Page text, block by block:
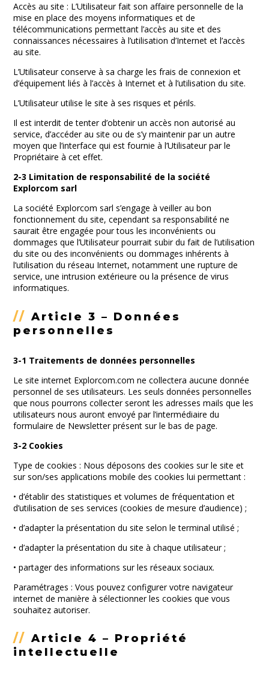
Accès au site : L’Utilisateur fait son affaire personnelle de la
mise en place des moyens informatiques et de
télécommunications permettant l’accès au site et des
connaissances nécessaires à l’utilisation d’Internet et l’accès
au site.
L’Utilisateur conserve à sa charge les frais de connexion et
d’équipement liés à l’accès à Internet et à l’utilisation du site.
L’Utilisateur utilise le site à ses risques et périls.
Il est interdit de tenter d’obtenir un accès non autorisé au
service, d’accéder au site ou de s’y maintenir par un autre
moyen que l’interface qui est fournie à l’Utilisateur par le
Propriétaire à cet effet.
2-3 Limitation de responsabilité de la société
Explorcom sarl
La société Explorcom sarl s’engage à veiller au bon
fonctionnement du site, cependant sa responsabilité ne
saurait être engagée pour tous les inconvénients ou
dommages que l’Utilisateur pourrait subir du fait de l’utilisation
du site ou des inconvénients ou dommages inhérents à
l’utilisation du réseau Internet, notamment une rupture de
service, une intrusion extérieure ou la présence de virus
informatiques.
//Article 3 – Données
personnelles
3-1 Traitements de données personnelles
Le site internet Explorcom.com ne collectera aucune donnée
personnel de ses utilisateurs. Les seuls données personnelles
que nous pourrons collecter seront les adresses mails que les
utilisateurs nous auront envoyé par l’intermédiaire du
formulaire de Newsletter présent sur le bas de page.
3-2 Cookies
Type de cookies : Nous déposons des cookies sur le site et
sur son/ses applications mobile des cookies lui permettant :
• d’établir des statistiques et volumes de fréquentation et
d’utilisation de ses services (cookies de mesure d’audience) ;
• d’adapter la présentation du site selon le terminal utilisé ;
• d’adapter la présentation du site à chaque utilisateur ;
• partager des informations sur les réseaux sociaux.
Paramétrages : Vous pouvez configurer votre navigateur
internet de manière à sélectionner les cookies que vous
souhaitez autoriser.
//Article 4 – Propriété
intellectuelle